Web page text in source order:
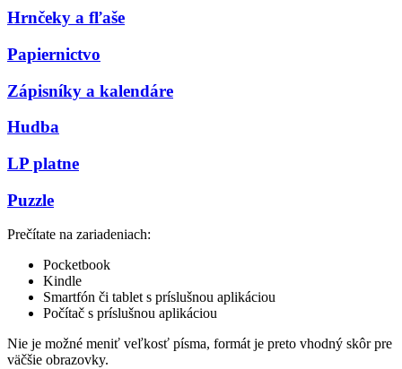
Hrnčeky a fľaše
Papiernictvo
Zápisníky a kalendáre
Hudba
LP platne
Puzzle
Prečítate na zariadeniach:
Pocketbook
Kindle
Smartfón či tablet s príslušnou aplikáciou
Počítač s príslušnou aplikáciou
Nie je možné meniť veľkosť písma, formát je preto vhodný skôr pre
väčšie obrazovky.